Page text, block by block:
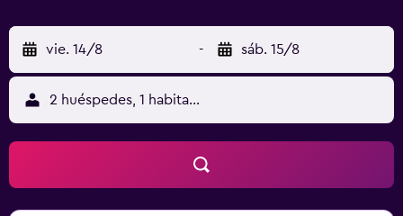
vie. 14/8 - sáb. 15/8
2 huéspedes, 1 habitación